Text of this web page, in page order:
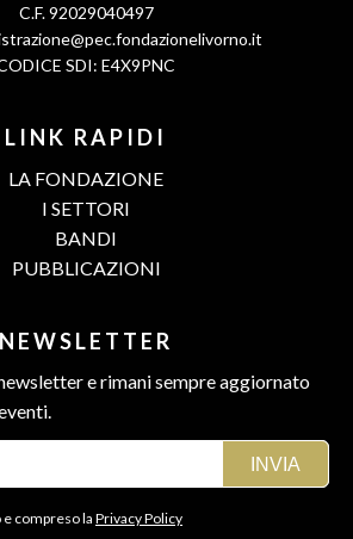
C.F. 92029040497
SDI: E4X9PNC
LINK RAPIDI
LA FONDAZIONE
I SETTORI
BANDI
PUBBLICAZIONI
NEWSLETTER
e rimani sempre aggiornato
compreso la Privacy Policy